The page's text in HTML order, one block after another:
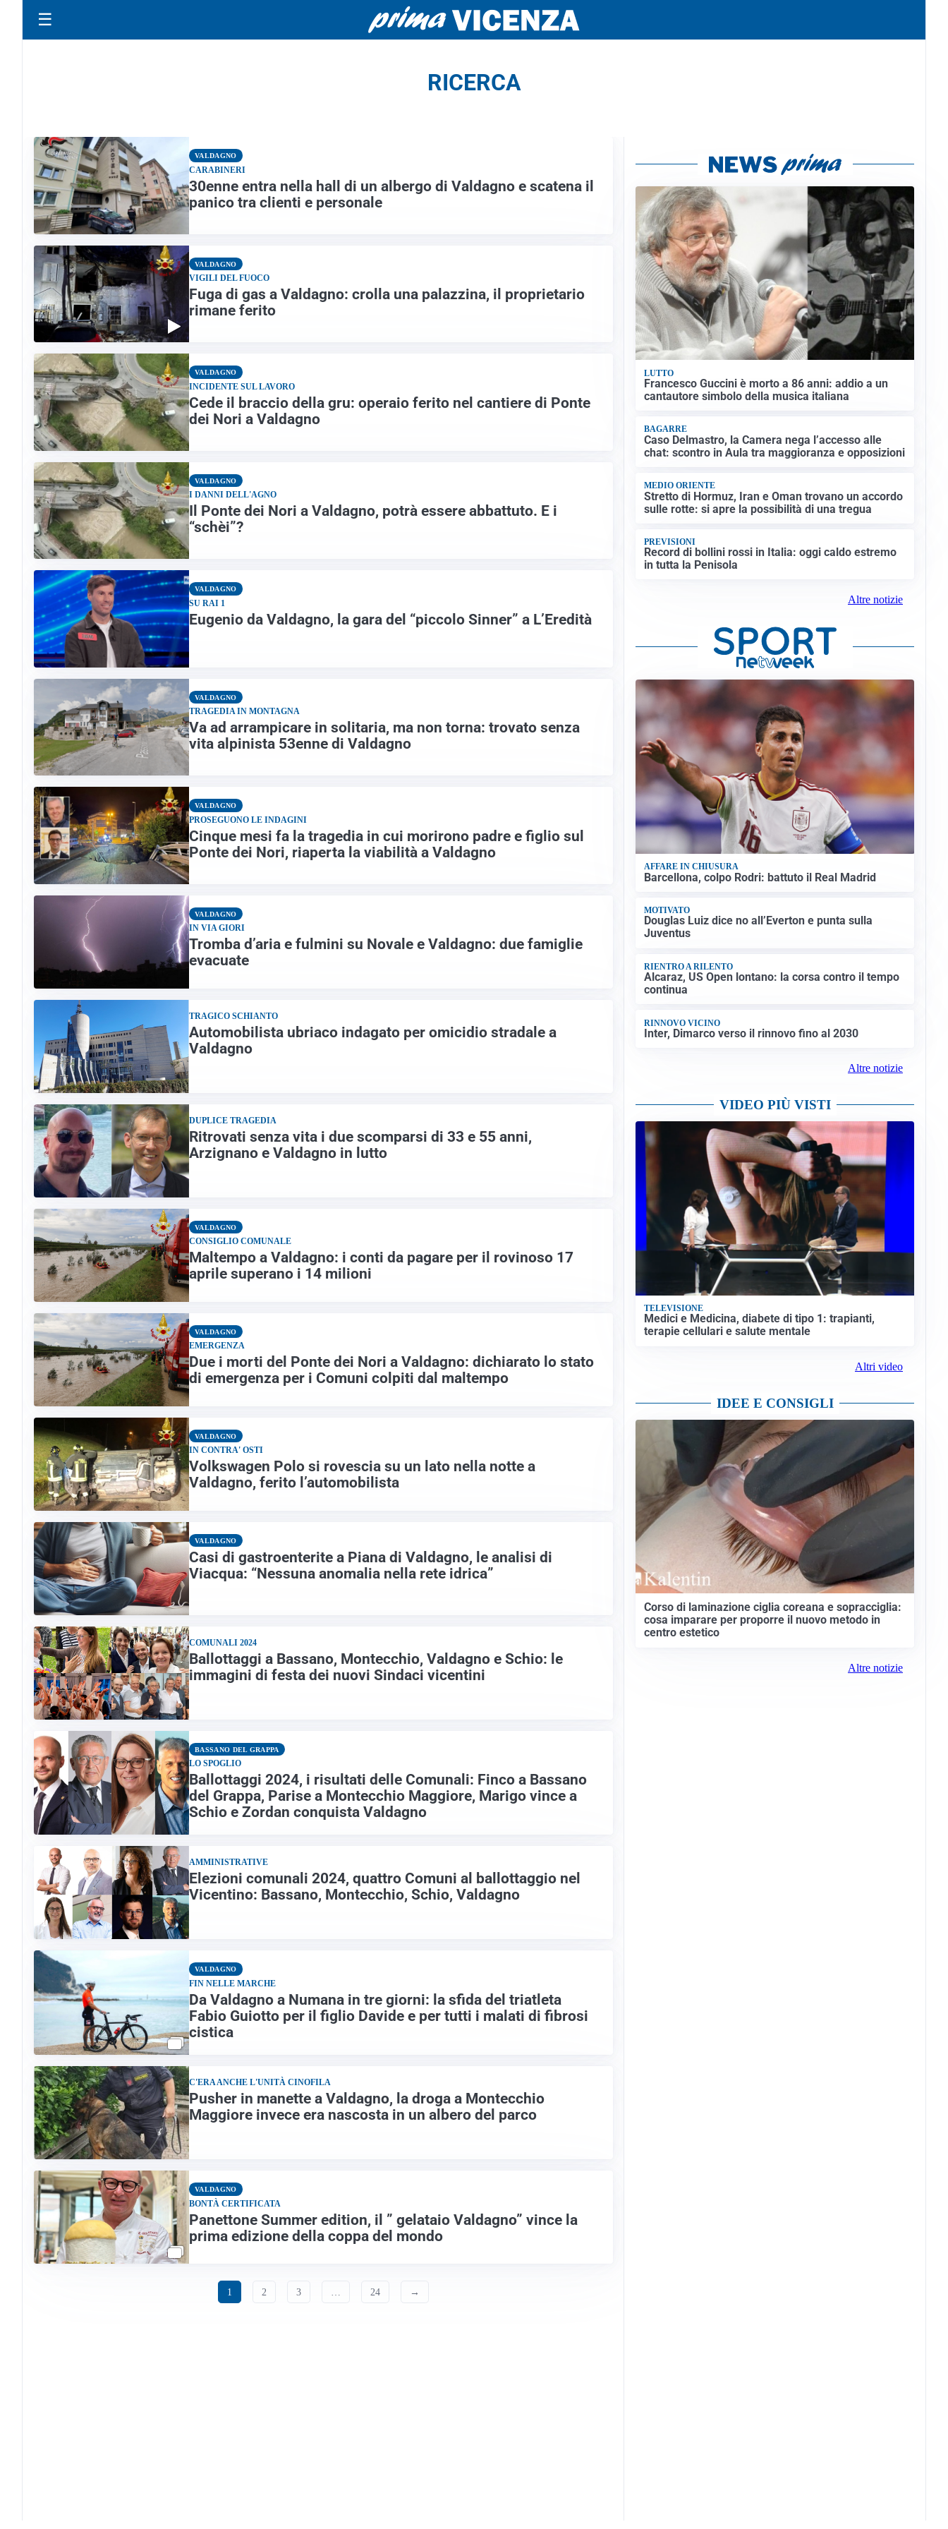
☰
RICERCA
VALDAGNO
CARABINERI
30enne entra nella hall di un albergo di Valdagno e scatena il
panico tra clienti e personale
VALDAGNO
VIGILI DEL FUOCO
Fuga di gas a Valdagno: crolla una palazzina, il proprietario
rimane ferito
VALDAGNO
INCIDENTE SUL LAVORO
Cede il braccio della gru: operaio ferito nel cantiere di Ponte
dei Nori a Valdagno
VALDAGNO
I DANNI DELL'AGNO
Il Ponte dei Nori a Valdagno, potrà essere abbattuto. E i
“schèi”?
VALDAGNO
SU RAI 1
Eugenio da Valdagno, la gara del “piccolo Sinner” a L’Eredità
VALDAGNO
TRAGEDIA IN MONTAGNA
Va ad arrampicare in solitaria, ma non torna: trovato senza
vita alpinista 53enne di Valdagno
VALDAGNO
PROSEGUONO LE INDAGINI
Cinque mesi fa la tragedia in cui morirono padre e figlio sul
Ponte dei Nori, riaperta la viabilità a Valdagno
VALDAGNO
IN VIA GIORI
Tromba d’aria e fulmini su Novale e Valdagno: due famiglie
evacuate
TRAGICO SCHIANTO
Automobilista ubriaco indagato per omicidio stradale a
Valdagno
DUPLICE TRAGEDIA
Ritrovati senza vita i due scomparsi di 33 e 55 anni,
Arzignano e Valdagno in lutto
VALDAGNO
CONSIGLIO COMUNALE
Maltempo a Valdagno: i conti da pagare per il rovinoso 17
aprile superano i 14 milioni
VALDAGNO
EMERGENZA
Due i morti del Ponte dei Nori a Valdagno: dichiarato lo stato
di emergenza per i Comuni colpiti dal maltempo
VALDAGNO
IN CONTRA' OSTI
Volkswagen Polo si rovescia su un lato nella notte a
Valdagno, ferito l’automobilista
VALDAGNO
Casi di gastroenterite a Piana di Valdagno, le analisi di
Viacqua: “Nessuna anomalia nella rete idrica”
COMUNALI 2024
Ballottaggi a Bassano, Montecchio, Valdagno e Schio: le
immagini di festa dei nuovi Sindaci vicentini
BASSANO DEL GRAPPA
LO SPOGLIO
Ballottaggi 2024, i risultati delle Comunali: Finco a Bassano
del Grappa, Parise a Montecchio Maggiore, Marigo vince a
Schio e Zordan conquista Valdagno
AMMINISTRATIVE
Elezioni comunali 2024, quattro Comuni al ballottaggio nel
Vicentino: Bassano, Montecchio, Schio, Valdagno
VALDAGNO
FIN NELLE MARCHE
Da Valdagno a Numana in tre giorni: la sfida del triatleta
Fabio Guiotto per il figlio Davide e per tutti i malati di fibrosi
cistica
C'ERA ANCHE L'UNITÀ CINOFILA
Pusher in manette a Valdagno, la droga a Montecchio
Maggiore invece era nascosta in un albero del parco
VALDAGNO
BONTÀ CERTIFICATA
Panettone Summer edition, il ” gelataio Valdagno” vince la
prima edizione della coppa del mondo
1 2 3 24 →
LUTTO
Francesco Guccini è morto a 86 anni: addio a un
cantautore simbolo della musica italiana
BAGARRE
Caso Delmastro, la Camera nega l’accesso alle
chat: scontro in Aula tra maggioranza e opposizioni
MEDIO ORIENTE
Stretto di Hormuz, Iran e Oman trovano un accordo
sulle rotte: si apre la possibilità di una tregua
PREVISIONI
Record di bollini rossi in Italia: oggi caldo estremo
in tutta la Penisola
Altre notizie
AFFARE IN CHIUSURA
Barcellona, colpo Rodri: battuto il Real Madrid
MOTIVATO
Douglas Luiz dice no all’Everton e punta sulla
Juventus
RIENTRO A RILENTO
Alcaraz, US Open lontano: la corsa contro il tempo
continua
RINNOVO VICINO
Inter, Dimarco verso il rinnovo fino al 2030
Altre notizie
VIDEO PIÙ VISTI
TELEVISIONE
Medici e Medicina, diabete di tipo 1: trapianti,
terapie cellulari e salute mentale
Altri video
IDEE E CONSIGLI
Corso di laminazione ciglia coreana e sopracciglia:
cosa imparare per proporre il nuovo metodo in
centro estetico
Altre notizie